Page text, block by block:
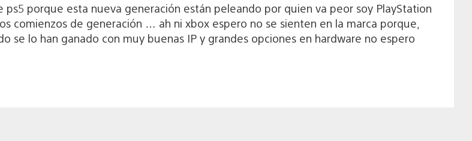
porque esta nueva generación están peleando por quien va peor soy PlayStation
comienzos de generación … ah ni xbox espero no se sienten en la marca porque,
se lo han ganado con muy buenas IP y grandes opciones en hardware no espero